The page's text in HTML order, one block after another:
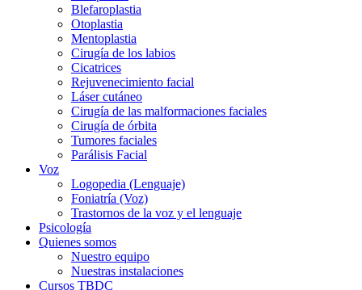
Blefaroplastia
Otoplastia
Mentoplastia
Cirugía de los labios
Cicatrices
Rejuvenecimiento facial
Láser cutáneo
Cirugía de las malformaciones faciales
Cirugía de órbita
Tumores faciales
Parálisis Facial
Voz
Logopedia (Lenguaje)
Foniatría (Voz)
Trastornos de la voz y el lenguaje
Psicología
Quienes somos
Nuestro equipo
Nuestras instalaciones
Cursos TBDC